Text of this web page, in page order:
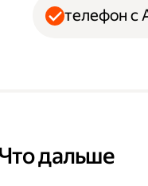
телефон с
дальше